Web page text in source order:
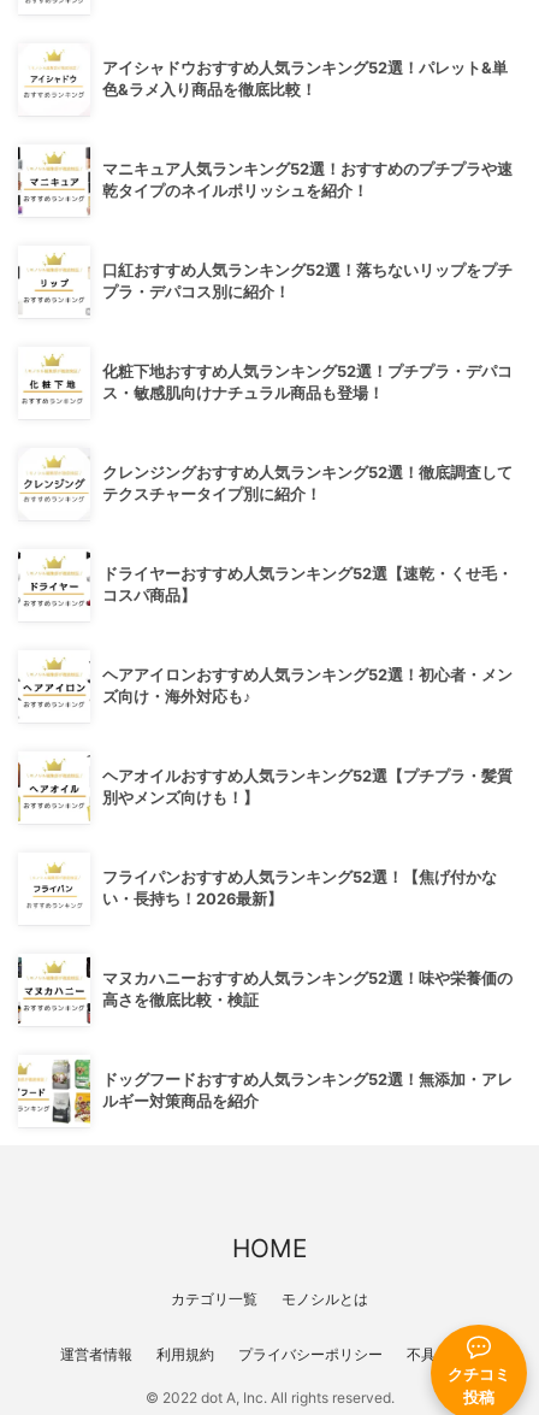
クチコミ
投稿
アイシャドウおすすめ人気ランキング52選！パレット&単
色&ラメ入り商品を徹底比較！
マニキュア人気ランキング52選！おすすめのプチプラや速
乾タイプのネイルポリッシュを紹介！
口紅おすすめ人気ランキング52選！落ちないリップをプチ
プラ・デパコス別に紹介！
化粧下地おすすめ人気ランキング52選！プチプラ・デパコ
ス・敏感肌向けナチュラル商品も登場！
クレンジングおすすめ人気ランキング52選！徹底調査して
テクスチャータイプ別に紹介！
ドライヤーおすすめ人気ランキング52選【速乾・くせ毛・
コスパ商品】
ヘアアイロンおすすめ人気ランキング52選！初心者・メン
ズ向け・海外対応も♪
ヘアオイルおすすめ人気ランキング52選【プチプラ・髪質
別やメンズ向けも！】
フライパンおすすめ人気ランキング52選！【焦げ付かな
い・長持ち！2026最新】
マヌカハニーおすすめ人気ランキング52選！味や栄養価の
高さを徹底比較・検証
ドッグフードおすすめ人気ランキング52選！無添加・アレ
ルギー対策商品を紹介
HOME
カテゴリ一覧 モノシルとは
運営者情報 利用規約 プライバシーポリシー 不具合報告
© 2022 dot A, Inc. All rights reserved.